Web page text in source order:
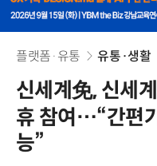
플랫폼·유통 유통·생활
신세계免, 신세
휴 참여…“간편
능”